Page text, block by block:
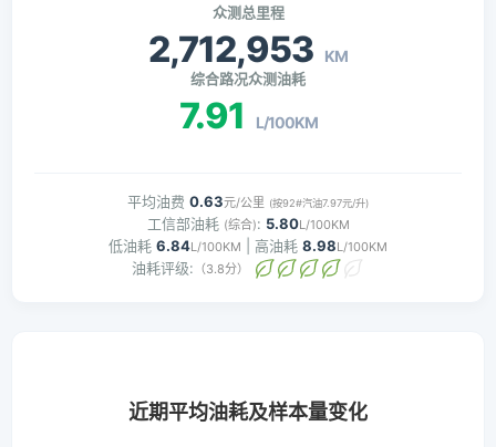
众测总里程
2,712,953 KM
综合路况众测油耗
7.91 L/100KM
平均油费 0.63元/公里 (按92#汽油7.97元/升)
工信部油耗 (综合): 5.80L/100KM
低油耗 6.84L/100KM | 高油耗 8.98L/100KM
油耗评级: （3.8分）